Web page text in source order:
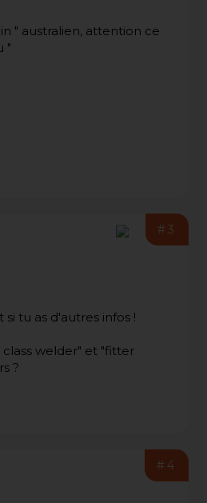
" australien, attention ce
"
#3
tu as d'autres infos !
class welder" et "fitter
?
#4